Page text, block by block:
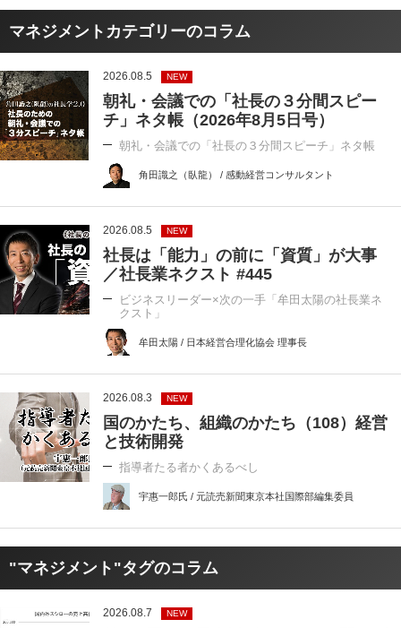
マネジメントカテゴリーのコラム
2026.08.5 NEW
朝礼・会議での「社長の３分間スピー
チ」ネタ帳（2026年8月5日号）
朝礼・会議での「社長の３分間スピーチ」ネタ帳
角田識之（臥龍） / 感動経営コンサルタント
2026.08.5 NEW
社長は「能力」の前に「資質」が大事
／社長業ネクスト #445
ビジネスリーダー×次の一手「牟田太陽の社長業ネ
クスト」
牟田太陽 / 日本経営合理化協会 理事長
2026.08.3 NEW
国のかたち、組織のかたち（108）経営
と技術開発
指導者たる者かくあるべし
宇惠一郎氏 / 元読売新聞東京本社国際部編集委員
"マネジメント"タグのコラム
2026.08.7 NEW